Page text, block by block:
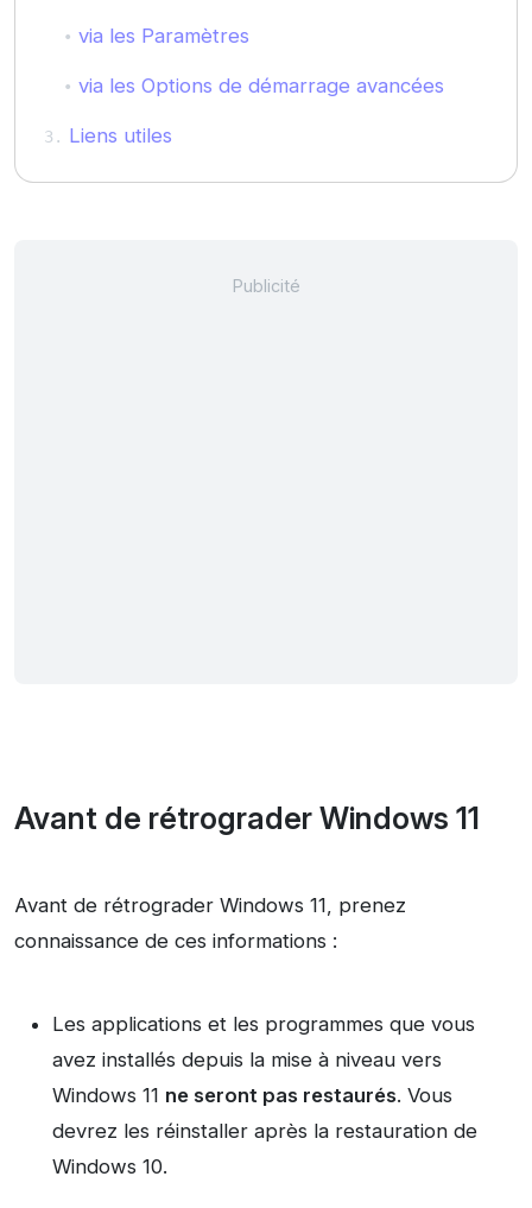
via les Paramètres
via les Options de démarrage avancées
Liens utiles
Avant de rétrograder Windows 11
Avant de rétrograder Windows 11, prenez
connaissance de ces informations :
Les applications et les programmes que vous
avez installés depuis la mise à niveau vers
Windows 11 ne seront pas restaurés. Vous
devrez les réinstaller après la restauration de
Windows 10.